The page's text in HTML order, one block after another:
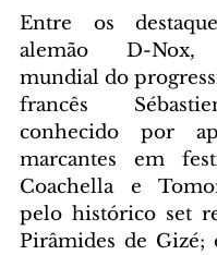
Entre os
alemão D-Nox,
mundial do
francês
conhecido por
marcantes em
Coachella e
pelo histórico set
Pirâmides de Gizé;